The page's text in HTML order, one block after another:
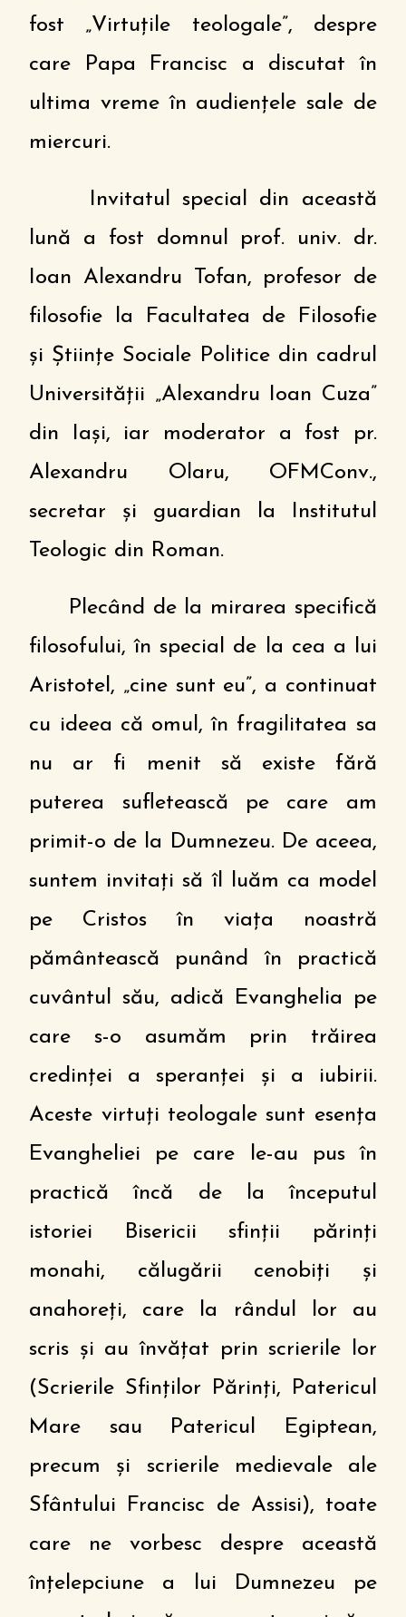
fost „Virtuțile teologale”, despre
care Papa Francisc a discutat în
ultima vreme în audiențele sale de
miercuri.
Invitatul special din această
lună a fost domnul prof. univ. dr.
Ioan Alexandru Tofan, profesor de
filosofie la Facultatea de Filosofie
și Științe Sociale Politice din cadrul
Universității „Alexandru Ioan Cuza”
din Iași, iar moderator a fost pr.
Alexandru Olaru, OFMConv.,
secretar și guardian la Institutul
Teologic din Roman.
Plecând de la mirarea specifică
filosofului, în special de la cea a lui
Aristotel, „cine sunt eu”, a continuat
cu ideea că omul, în fragilitatea sa
nu ar fi menit să existe fără
puterea sufletească pe care am
primit-o de la Dumnezeu. De aceea,
suntem invitați să îl luăm ca model
pe Cristos în viața noastră
pământească punând în practică
cuvântul său, adică Evanghelia pe
care s-o asumăm prin trăirea
credinței a speranței și a iubirii.
Aceste virtuți teologale sunt esența
Evangheliei pe care le-au pus în
practică încă de la începutul
istoriei Bisericii sfinții părinți
monahi, călugării cenobiți și
anahoreți, care la rândul lor au
scris și au învățat prin scrierile lor
(Scrierile Sfinților Părinți, Patericul
Mare sau Patericul Egiptean,
precum și scrierile medievale ale
Sfântului Francisc de Assisi), toate
care ne vorbesc despre această
înțelepciune a lui Dumnezeu pe